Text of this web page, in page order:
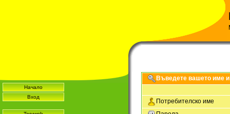
Начало
Вход
Въведете вашето име
Потребителско име